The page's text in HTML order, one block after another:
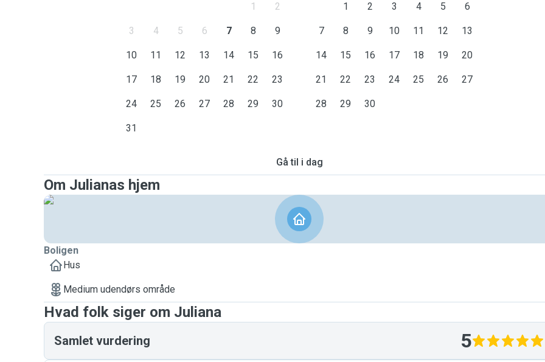
1 2
3 4 5 6 7 8 9
10 11 12 13 14 15 16
17 18 19 20 21 22 23
24 25 26 27 28 29 30
31
1 2 3 4 5 6
7 8 9 10 11 12 13
14 15 16 17 18 19 20
21 22 23 24 25 26 27
28 29 30
Gå til i dag
Om Julianas hjem
Boligen
Hus
Medium udendørs område
Hvad folk siger om Juliana
Samlet vurdering 5